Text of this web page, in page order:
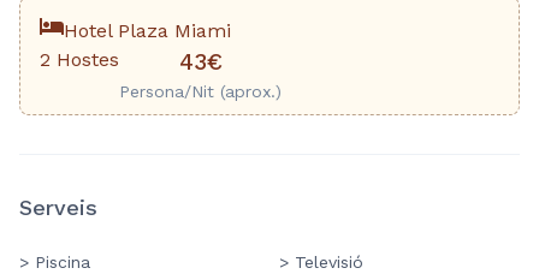
Hotel Plaza Miami
2 Hostes
43€
Persona/Nit (aprox.)
Serveis
> Piscina > Televisió